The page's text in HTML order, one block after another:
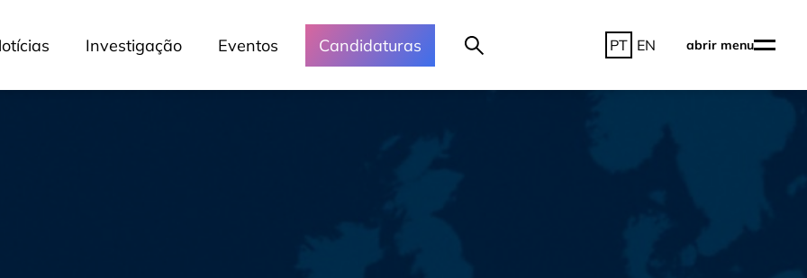
Investigação Eventos Candidaturas PT EN abrir menu